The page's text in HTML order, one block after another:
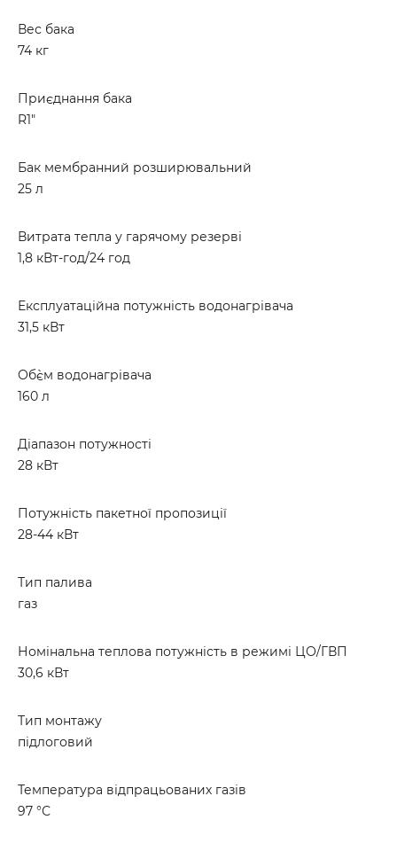
Вес бака
74 кг
Приєднання бака
R1"
Бак мембранний розширювальний
25 л
Витрата тепла у гарячому резерві
1,8 кВт-год/24 год
Експлуатаційна потужність водонагрівача
31,5 кВт
Об`єм водонагрівача
160 л
Діапазон потужності
28 кВт
Потужність пакетної пропозиції
28-44 кВт
Тип палива
газ
Номінальна теплова потужність в режимі ЦО/ГВП
30,6 кВт
Тип монтажу
підлоговий
Температура відпрацьованих газів
97 °С